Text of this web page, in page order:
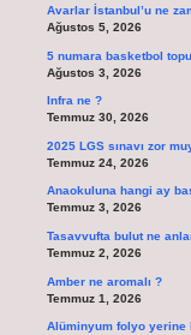
Avarlar İstanbul’u ne
Ağustos 5, 2026
5 numara basketbol
Ağustos 3, 2026
Infra ne ?
Temmuz 30, 2026
2025 LGS sınavı zor
Temmuz 24, 2026
Anaokuluna hangi ay
Temmuz 3, 2026
Tasavvufta bulut ne
Temmuz 2, 2026
Amber ne aromalı ?
Temmuz 1, 2026
Alüminyum folyo yerine